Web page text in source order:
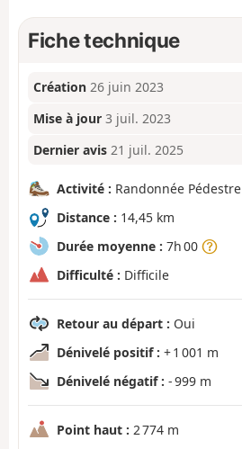
Fiche technique
Création 26 juin 2023
Mise à jour 3 juil. 2023
Dernier avis 21 juil. 2025
Activité : Randonnée Pédestre
Distance : 14,45 km
Durée moyenne : 7h 00
Difficulté : Difficile
Retour au départ : Oui
Dénivelé positif : + 1 001 m
Dénivelé négatif : - 999 m
Point haut : 2 774 m